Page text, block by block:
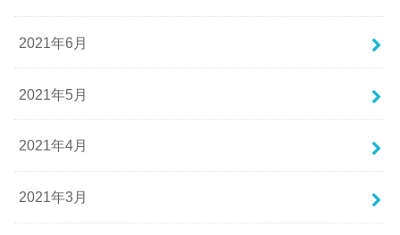
2021年6月
2021年5月
2021年4月
2021年3月